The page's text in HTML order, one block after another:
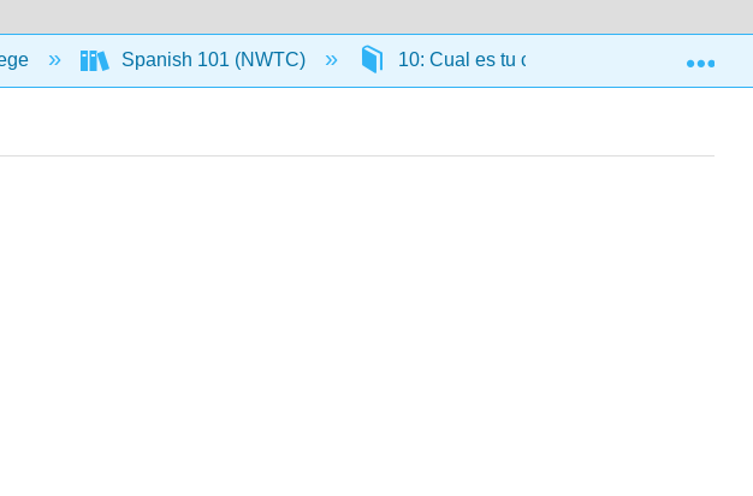
Spanish 101 (NWTC) 10: Cual es tu comida favorita